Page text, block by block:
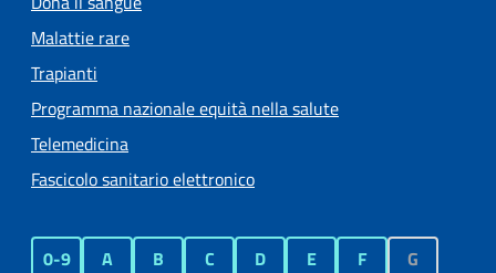
Malattie rare
Trapianti
Programma nazionale equità nella salute
Telemedicina
Fascicolo sanitario elettronico
0-9 A B C D E F
G